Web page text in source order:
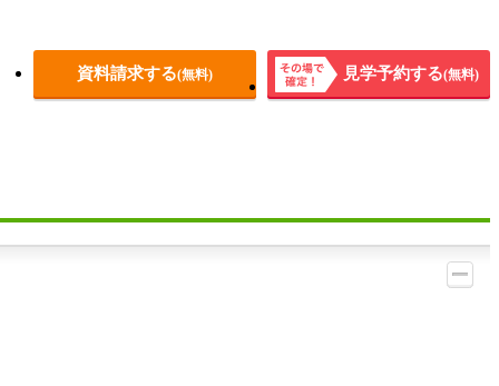
資料請求する(無料)
その場
見学予約する(無料)